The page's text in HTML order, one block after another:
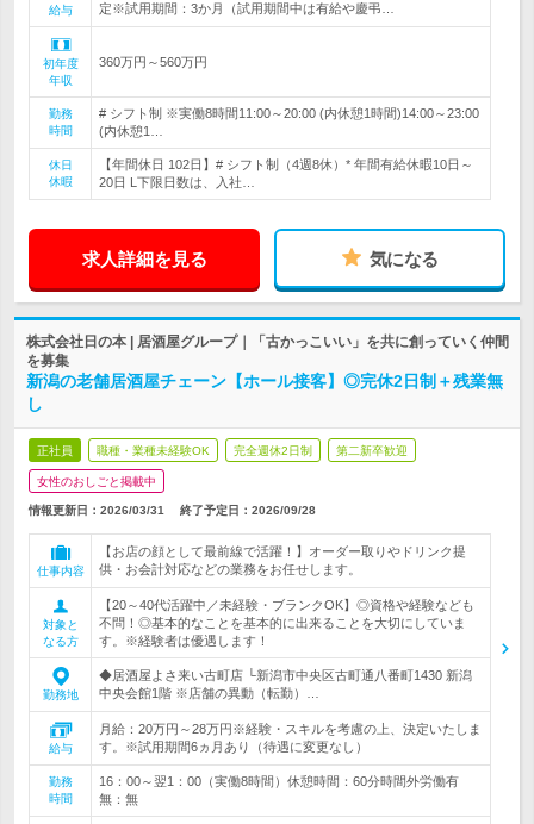
給与
定※試用期間：3か月（試用期間中は有給や慶弔…
初年度
年収
360万円～560万円
勤務
時間
# シフト制 ※実働8時間11:00～20:00 (内休憩1時間)14:00～23:00
(内休憩1…
休日
休暇
【年間休日 102日】# シフト制（4週8休）* 年間有給休暇10日～
20日 L下限日数は、入社…
求人詳細を見る 気になる
株式会社日の本 | 居酒屋グループ｜「古かっこいい」を共に創っていく仲間
を募集
新潟の老舗居酒屋チェーン【ホール接客】◎完休2日制＋残業無
し
正社員 職種・業種未経験OK 完全週休2日制 第二新卒歓迎
女性のおしごと掲載中
情報更新日：2026/03/31 終了予定日： 2026/09/28
仕事内容
【お店の顔として最前線で活躍！】オーダー取りやドリンク提
供・お会計対応などの業務をお任せします。
対象と
なる方
【20～40代活躍中／未経験・ブランクOK】◎資格や経験なども
不問！◎基本的なことを基本的に出来ることを大切にしていま
す。※経験者は優遇します！
勤務地
◆居酒屋よさ来い古町店 └新潟市中央区古町通八番町1430 新潟
中央会館1階 ※店舗の異動（転勤）…
給与
月給：20万円～28万円※経験・スキルを考慮の上、決定いたしま
す。※試用期間6ヵ月あり（待遇に変更なし）
勤務
時間
16：00～翌1：00（実働8時間）休憩時間：60分時間外労働有
無：無